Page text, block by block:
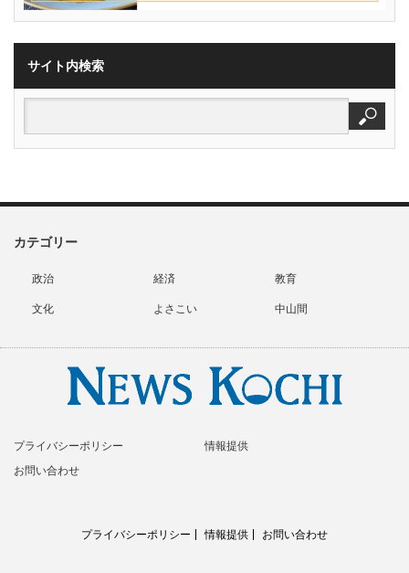
サイト内検索
カテゴリー
政治 経済 教育
文化 よさこい 中山間
プライバシーポリシー
情報提供
お問い合わせ
プライバシーポリシー 情報提供 お問い合わせ